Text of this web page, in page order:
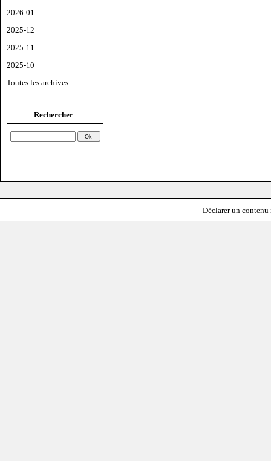
2026-01
2025-12
2025-11
2025-10
Toutes les archives
Rechercher
Déclarer un